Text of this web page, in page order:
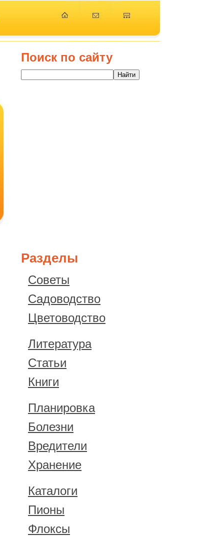
Поиск по сайту
Разделы
Советы
Садоводство
Цветоводство
Литература
Статьи
Книги
Планировка
Болезни
Вредители
Хранение
Каталоги
Пионы
Флоксы